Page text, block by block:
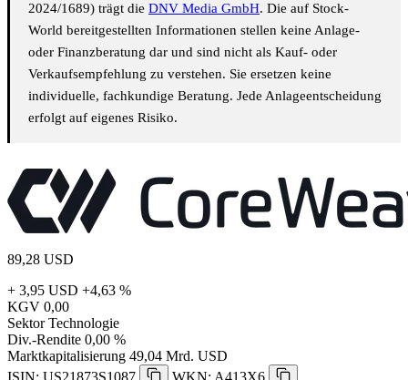
2024/1689) trägt die DNV Media GmbH. Die auf Stock-
World bereitgestellten Informationen stellen keine Anlage-
oder Finanzberatung dar und sind nicht als Kauf- oder
Verkaufsempfehlung zu verstehen. Sie ersetzen keine
individuelle, fachkundige Beratung. Jede Anlageentscheidung
erfolgt auf eigenes Risiko.
89,28 USD
+ 3,95 USD +4,63 %
KGV 0,00
Sektor Technologie
Div.-Rendite 0,00 %
Marktkapitalisierung 49,04 Mrd. USD
ISIN: US21873S1087
WKN: A413X6